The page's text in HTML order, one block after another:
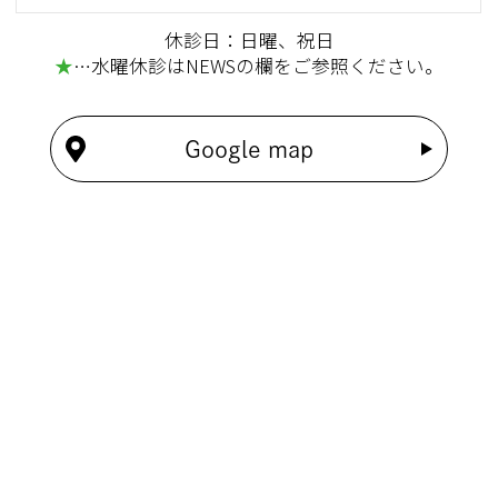
休診日：日曜、祝日
★…水曜休診はNEWSの欄をご参照ください。
Google map